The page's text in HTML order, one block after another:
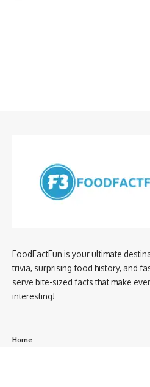
FoodFactFun is your ultimate
trivia, surprising food history, and
serve bite-sized facts that make
interesting!
Home